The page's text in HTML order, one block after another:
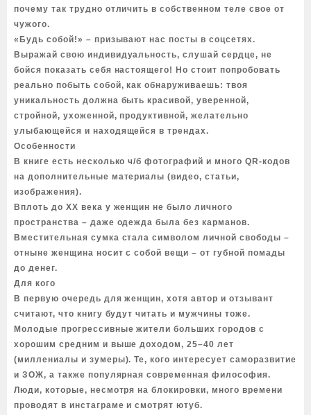
почему так трудно отличить в собственном теле свое от
чужого.
«Будь собой!» – призывают нас посты в соцсетях.
Выражай свою индивидуальность, слушай сердце, не
бойся показать себя настоящего! Но стоит попробовать
реально побыть собой, как обнаруживаешь: твоя
уникальность должна быть красивой, уверенной,
стройной, ухоженной, продуктивной, желательно
улыбающейся и находящейся в трендах.
Особенности
В книге есть несколько ч/б фотографий и много QR-кодов
на дополнительные материалы (видео, статьи,
изображения).
Вплоть до XX века у женщин не было личного
пространства – даже одежда была без карманов.
Вместительная сумка стала символом личной свободы –
отныне женщина носит с собой вещи – от губной помады
до денег.
Для кого
В первую очередь для женщин, хотя автор и отзывант
считают, что книгу будут читать и мужчины тоже.
Молодые прогрессивные жители больших городов с
хорошим средним и выше доходом, 25–40 лет
(миллениалы и зумеры). Те, кого интересует саморазвитие
и ЗОЖ, а также популярная современная философия.
Люди, которые, несмотря на блокировки, много времени
проводят в инстаграме и смотрят ютуб.